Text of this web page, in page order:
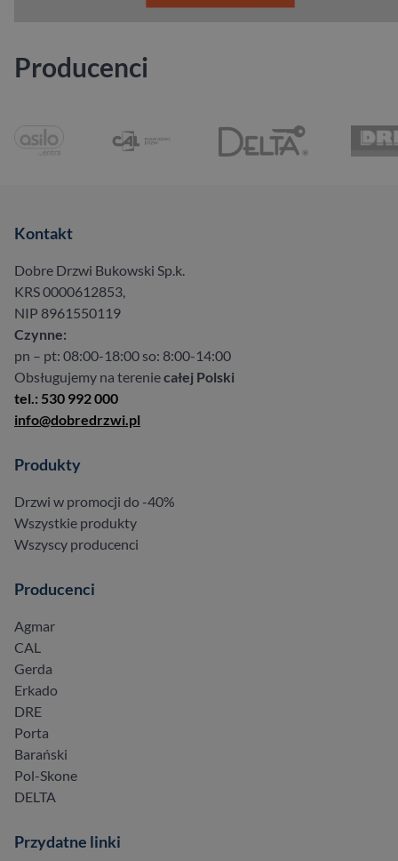
Producenci
Kontakt
Dobre Drzwi Bukowski Sp.k.
KRS 0000612853,
NIP 8961550119
Czynne:
pn – pt: 08:00-18:00 so: 8:00-14:00
Obsługujemy na tereniecałej Polski
tel.: 530 992 000
info@dobredrzwi.pl
Produkty
Drzwi w promocji do -40%
Wszystkie produkty
Wszyscy producenci
Producenci
Agmar
CAL
Gerda
Erkado
DRE
Porta
Barański
Pol-Skone
DELTA
Przydatne linki